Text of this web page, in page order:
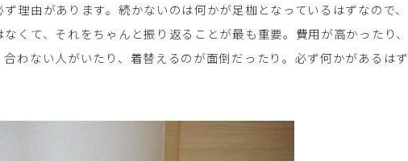
理由があります。続かないのは何かが足枷となっているはずなので、
くて、それをちゃんと振り返ることが最も重要。費用が高かったり、
わない人がいたり、着替えるのが面倒だったり。必ず何かがあるはず